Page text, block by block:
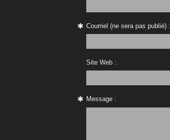
Courriel (ne sera pas publié) :
Site Web :
Message :